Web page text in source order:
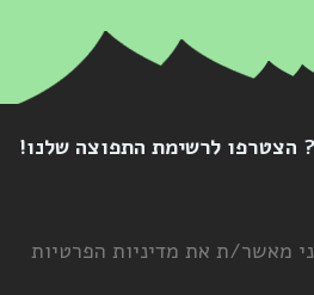
הצטרפו לרשימת התפוצה שלנו!
מאשר/ת את מדיניות הפרטיות